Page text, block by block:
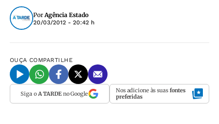
PorAgência Estado
20/03/2012 - 20:42 h
OUÇA COMPARTILHE
Siga o A TARDEno Google Nos adicione às suas fontes
preferidas